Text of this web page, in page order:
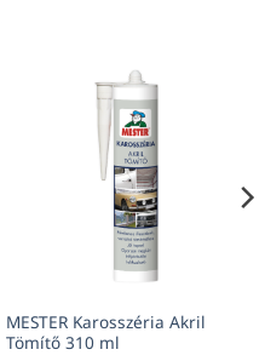
MESTER Karosszéria Akril
Tömítő 310 ml